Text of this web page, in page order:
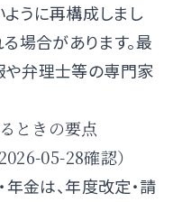
うに再構成しまし
場合があります。最
や弁理士等の専門家
ときの要点
05-28確認）
金は、年度改定・請